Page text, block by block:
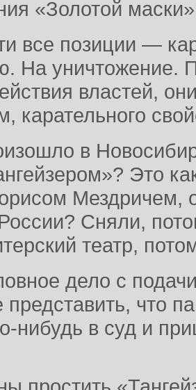
«Золотой
все позиции —
На уничтожение.
властей,
карательного
в
Это
Мездричем,
Сняли,
театр,
дело с
что
нибудь в суд и